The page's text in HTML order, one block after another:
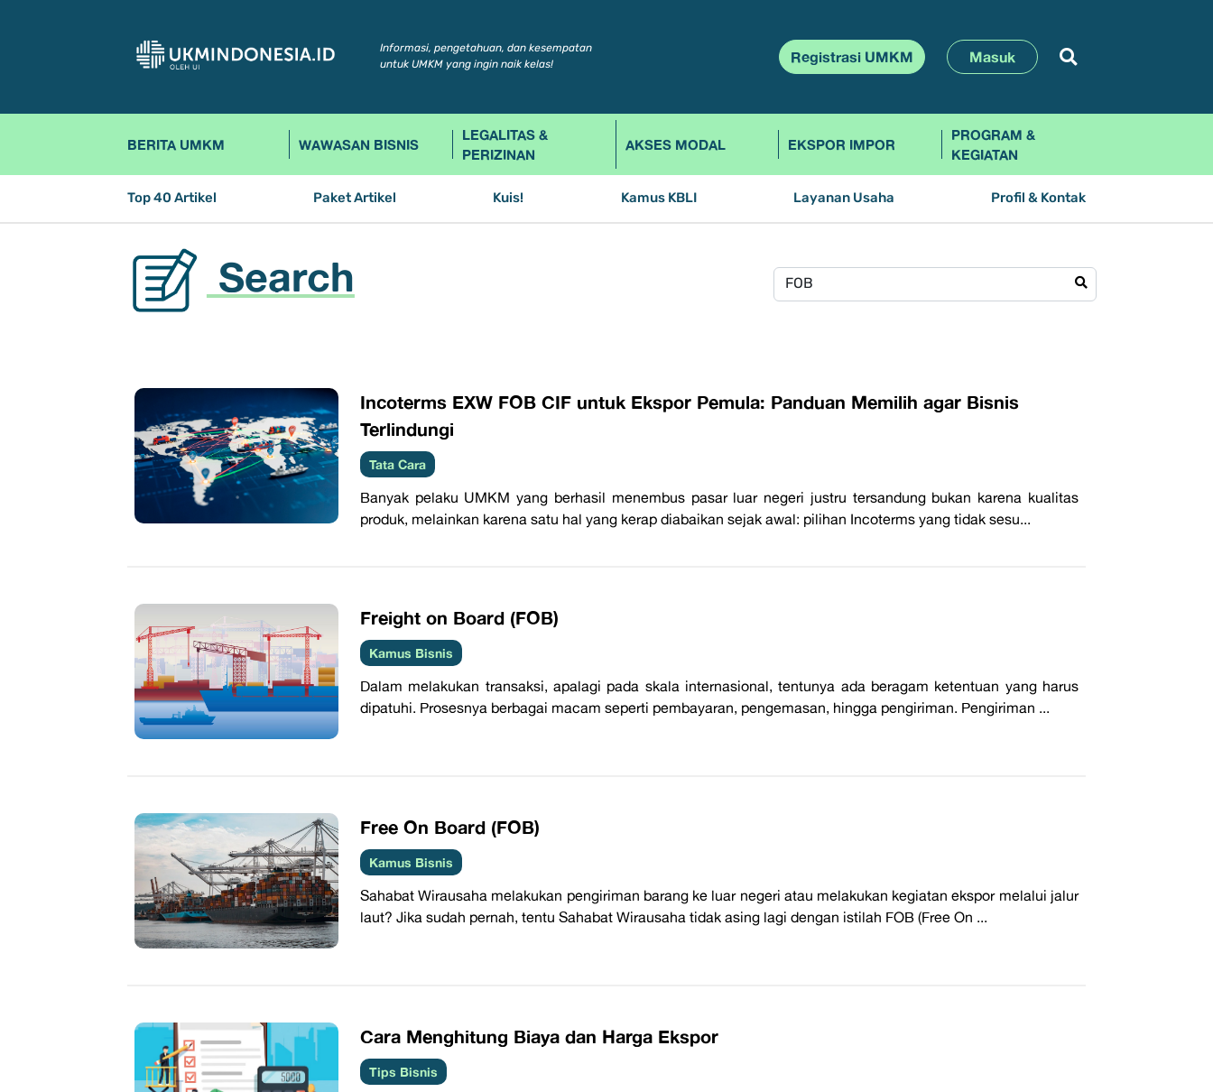
Informasi, pengetahuan, dan kesempatan
untuk UMKM yang ingin naik kelas!
Registrasi UMKM Masuk
BERITA UMKM WAWASAN BISNIS
LEGALITAS &
PERIZINAN
AKSES MODAL EKSPOR IMPOR
PROGRAM &
KEGIATAN
Top 40 Artikel Paket Artikel Kuis! Kamus KBLI Layanan Usaha Profil & Kontak
Search
Incoterms EXW FOB CIF untuk Ekspor Pemula: Panduan Memilih agar Bisnis
Terlindungi
Tata Cara
Banyak pelaku UMKM yang berhasil menembus pasar luar negeri justru tersandung bukan karena kualitas
produk, melainkan karena satu hal yang kerap diabaikan sejak awal: pilihan Incoterms yang tidak sesu...
​Freight on Board (FOB)
Kamus Bisnis
Dalam melakukan transaksi, apalagi pada skala internasional, tentunya ada beragam ketentuan yang harus
dipatuhi. Prosesnya berbagai macam seperti pembayaran, pengemasan, hingga pengiriman. Pengiriman ...
Free On Board (FOB)
Kamus Bisnis
Sahabat Wirausaha melakukan pengiriman barang ke luar negeri atau melakukan kegiatan ekspor melalui jalur
laut? Jika sudah pernah, tentu Sahabat Wirausaha tidak asing lagi dengan istilah FOB (Free On ...
Cara Menghitung Biaya dan Harga Ekspor
Tips Bisnis